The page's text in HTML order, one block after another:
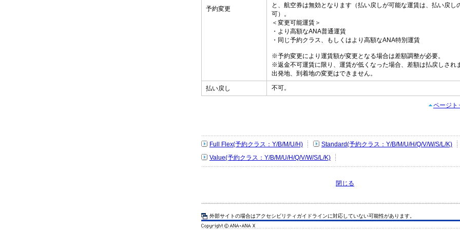
予約変更
と、航空券は無効となります（払い戻しが可能な運賃は、払い戻し
可）。
＜変更可能運賃＞
・より高額なANA普通運賃
・同じ予約クラス、もしくはより高額なANA特別運賃
※予約変更により運賃額が変更となる場合は差額調整が必要。
※返金不可運賃に限り、運賃が低くなった場合、差額は払戻しされ
出発地、到着地の変更はできません。
払い戻し 不可。
ページト
Full Flex(予約クラス：Y/B/M/U/H)
Standard(予約クラス：Y/B/M/U/H/Q/V/W/S/L/K)
Value(予約クラス：Y/B/M/U/H/Q/V/W/S/L/K)
閉じる
外部サイトの場合はアクセシビリティガイドラインに対応していない可能性があります。